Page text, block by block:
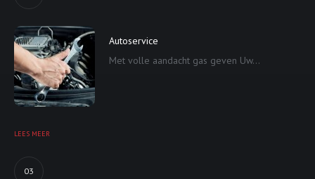
Autoservice
Met volle aandacht gas geven Uw...
LEES MEER
03